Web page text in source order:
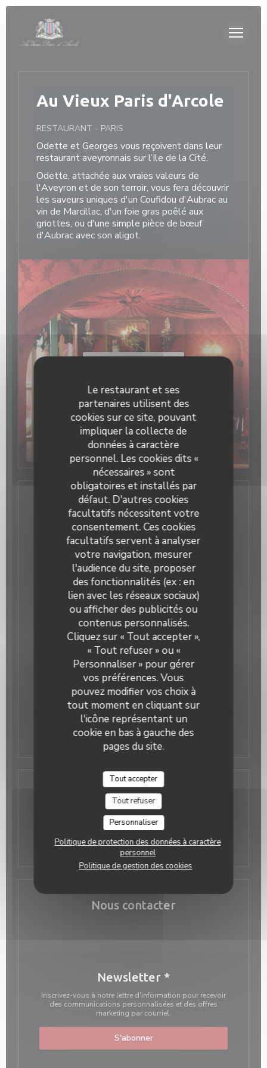
Personnalisation de vos choix en matière de cookies
Le restaurant et ses
partenaires utilisent des
cookies sur ce site, pouvant
impliquer la collecte de
données à caractère
personnel. Les cookies dits «
nécessaires » sont
obligatoires et installés par
défaut. D'autres cookies
facultatifs nécessitent votre
consentement. Ces cookies
facultatifs servent à analyser
votre navigation, mesurer
l'audience du site, proposer
des fonctionnalités (ex : en
lien avec les réseaux sociaux)
ou afficher des publicités ou
contenus personnalisés.
Cliquez sur « Tout accepter »,
« Tout refuser » ou «
Personnaliser » pour gérer
vos préférences. Vous
pouvez modifier vos choix à
tout moment en cliquant sur
l'icône représentant un
cookie en bas à gauche des
pages du site.
Tout accepter
Tout refuser
Personnaliser
Politique de protection des données à caractère
personnel
Politique de gestion des cookies
Au Vieux Paris d'Arcole
RESTAURANT - PARIS
Odette et Georges vous reçoivent dans leur
restaurant aveyronnais sur l’Ile de la Cité.
Odette, attachée aux vraies valeurs de
l'Aveyron et de son terroir, vous fera découvrir
les saveurs uniques d'un Coufidou d'Aubrac au
vin de Marcillac, d'un foie gras poêlé aux
griottes, ou d'une simple pièce de bœuf
d'Aubrac avec son aligot.
Infos pratiques
Cuisine
Gastronomique, Française Traditionnelle
Type de restaurant
Restaurant
Services
Terrasse, Privatisation, Accès Wifi
Moyens de paiement
Carte Bleue, Visa, Eurocard/Mastercard, Espèces,
Chèques, American Express
Horaires
11h00 - 16h00 • 17h30 - 23h00
Adresse
24, rue Chanoinesse 75004 Paris
01 40 51 78 52
Nous contacter
Newsletter *
Inscrivez-vous à notre lettre d'information pour recevoir
des communications personnalisées et des offres
marketing par courriel.
S'abonner